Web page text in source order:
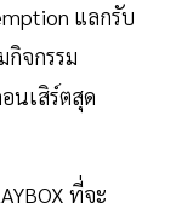
แลกรับ
กิจกรรม
นเสิร์ตสุด
ที่จะ